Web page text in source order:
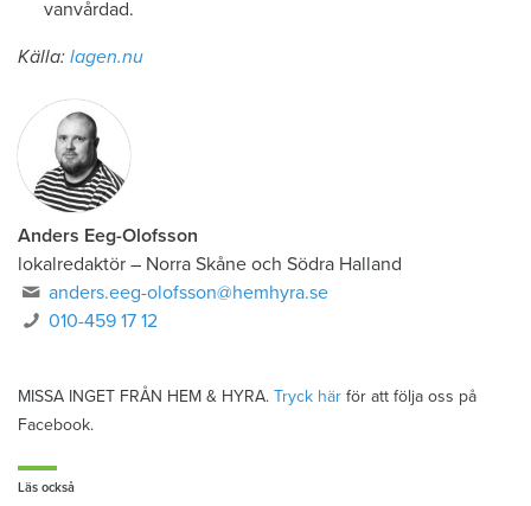
vanvårdad.
Källa: lagen.nu
Anders Eeg-Olofsson
lokalredaktör – Norra Skåne och Södra Halland
anders.eeg-olofsson@hemhyra.se
010-459 17 12
MISSA INGET FRÅN HEM & HYRA. Tryck här för att följa oss på
Facebook.
Läs också